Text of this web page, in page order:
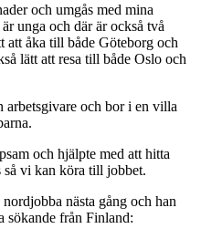
och umgås med mina
unga och där är också två
att åka till både Göteborg och
lätt att resa till både Oslo och
arbetsgivare och bor i en villa
och hjälpte med att hitta
vi kan köra till jobbet.
nästa gång och han
sökande från Finland: